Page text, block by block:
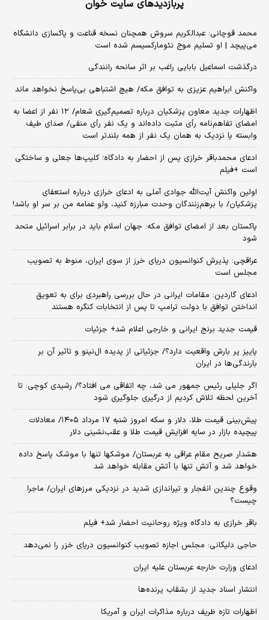
پربازدیدهای سایت خوان
محمد قوچانی: عبدالکریم سروش همچنان نسخه قناعت و پاکسازی دانشگاه
می‌پیچد | او تسلیم موج نئومارکسیسم شده است
درگذشت اسماعیل بابایی راغب بر اثر سانحه رانندگی
واکنش ابراهیم عزیزی به توافق مکه/ هیچ اشتباهی بی‌پاسخ نخواهد ماند
اظهارات جدید معاون پزشکیان درباره تصمیم‌گیری شعام/ ۱۲ نفر از اعضا به
امضای تفاهم‌نامه رأی مثبت داده‌اند و یک نفر رأی منفی/ صدای طیف
وابسته یا نزدیک به همان یک نفر از همه بلندتر است
ادعای محمدباقر خرازی پس از احضار به دادگاه؛ کلیپ‌ها جعلی و ساختگی
است +فیلم
اولین واکنش آیت‌الله جوادی آملی به ادعای خرازی درباره استعفای
پزشکیان/ با برهم‌زنندگان وحدت مبارزه کنید، ولو عمامه من بر سر او باشد!
پاکستان بعد از امضای توافق مکه: جهان اسلام باید در برابر اسرائیل متحد
شود
عراقچی: پذیرش کنوانسیون دریای خرز از سوی ایران، منوط به تصویب
مجلس است
ادعای گاردین: مقامات ایرانی در حال بررسی راهبردی برای به تعویق
انداختن توافق با دولت ترامپ تا پس از انتخابات کنگره هستند
قیمت جدید برنج ایرانی و خارجی اعلام شد+ جزئیات
پاییز پر بارش واقعیت دارد؟/ جزئیاتی از پدیده ال‌نینو و تاثیر آن بر
بارندگی‌ها در ایران
اگر جلیلی رئیس جمهور می شد، چه اتفاقی می افتاد؟/ رشیدی کوچی: تا
آخرین لحظه تلاش کردیم از درگیری جلوگیری شود
پیش‌بینی قیمت طلا، دلار و سکه امروز شنبه ۱۷ مرداد ۱۴۰۵/ معادلات
پیچیده بازار در سایه افزایش قیمت طلا و عقب‌نشینی دلار
هشدار صریح مقام عراقی به عربستان/ موشکها تنها با موشک پاسخ داده
خواهد شد و آتش تنها با آتش مقابله خواهد شد
وقوع چندین انفجار و تیراندازی شدید در نزدیکی مرز‌های ایران/ ماجرا
چیست؟
باقر خرازی به دادگاه ویژه روحانیت احضار شد+ فیلم
حاجی دلیگانی: مجلس اجازه تصویب کنوانسیون دریای خزر را نمی‌دهد
ادعای وزارت خارجه عربستان علیه ایران
انتشار اسناد جدید از بشقاب پرنده‌ها
اظهارات تازه ظریف درباره مذاکرات ایران و آمریکا